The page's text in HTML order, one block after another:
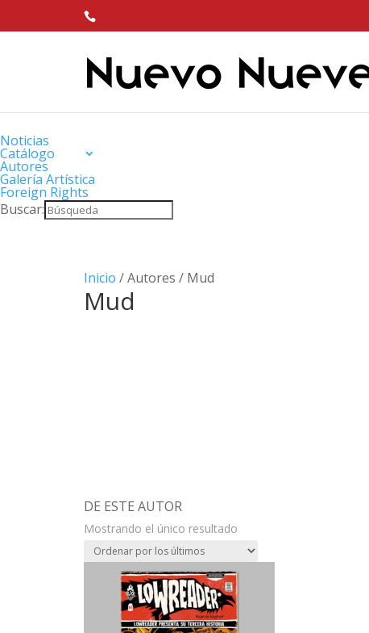
Noticias
Catálogo
Autores
Galería Artística
Foreign Rights
Buscar:
Inicio / Autores / Mud
Mud
DE ESTE AUTOR
Mostrando el único resultado